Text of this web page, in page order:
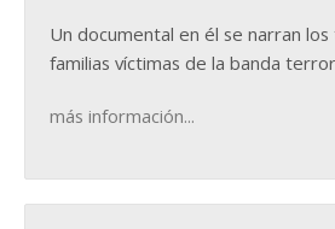
Un documental en él se narran
familias víctimas de la banda
más información...